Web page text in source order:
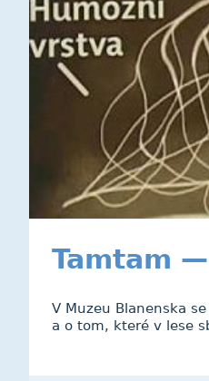
Tamtam
V Muzeu Blanenska
a o tom, které v lese